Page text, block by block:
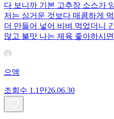
다 보니까 기본 고추장 소스가
저는 싱거운 것보다 매콤하게
더 만들어 넣어 비벼 먹었더니
많고 불맛 나는 제육 좋아하시
으앵
조회수 1.1만26.06.30